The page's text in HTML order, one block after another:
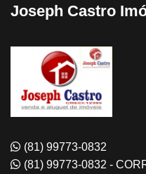
Joseph Castro
(81) 99773-0832
(81) 99773-0832 -